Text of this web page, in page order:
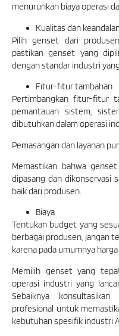
menurunkan biaya operasi
Kualitas dan
Pilih genset dari
pastikan genset yang
dengan standar industri
Fitur-fitur tambahan
Pertimbangkan fitur-fitur
pemantauan sistem,
dibutuhkan dalam operasi
Pemasangan dan layanan
Memastikan bahwa
dipasang dan dikonservasi
baik dari produsen.
Biaya
Tentukan budget yang
berbagai produsen, jangan
karena pada umumnya
Memilih genset yang
operasi industri yang
Sebaiknya
profesional untuk
kebutuhan spesifik industri